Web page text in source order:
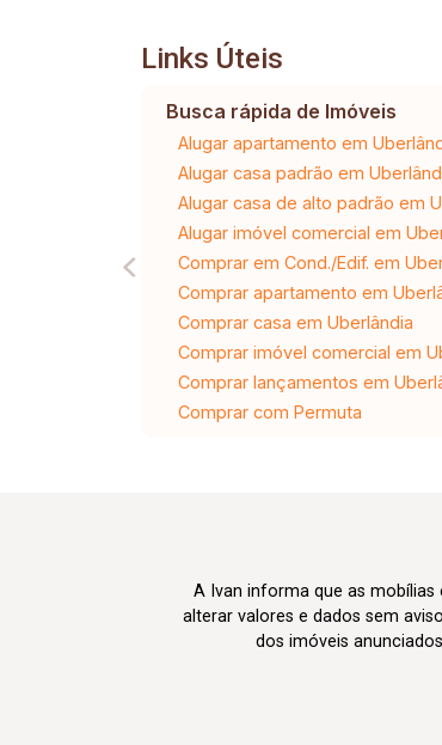
Links Úteis
Busca rápida de Imóveis
Alugar apartamento em
Alugar casa padrão em
Alugar casa de alto padrão em
Alugar imóvel comercial em
Comprar em Cond./Edif. em
Comprar apartamento em
Comprar casa em Uberlândia
Comprar imóvel comercial em
Comprar lançamentos em
Comprar com Permuta
A Ivan informa que as
alterar valores e dados sem
dos imóveis